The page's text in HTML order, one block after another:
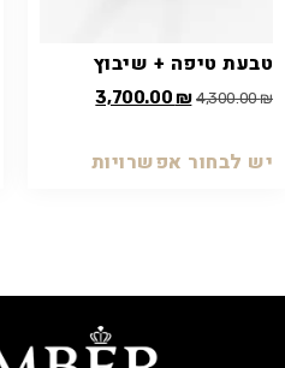
טבעת טיפה + שיבוץ
4,300.00₪
3,700.00₪
יש לבחור אפשרויות